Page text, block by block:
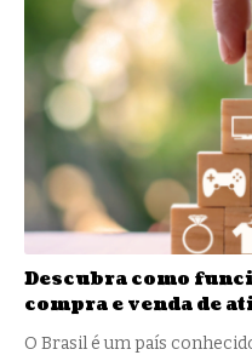
Descubra como
compra e venda de
O Brasil é um país